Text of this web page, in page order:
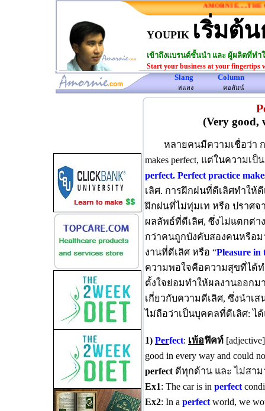
AMORNIE.....THE
YOUPIK เริ่มต้
เข้าถึงแบรนด์ชั้นนำ และ ผู้ผลิตที่ท
Start your business at your fingertips
www.amornie.com> Slang Column
สแลง คอลัมน์
(Very good,
หลายคนมีความเชื่อว่า กา
makes perfect, แต่ในความเป็
perfect. Perfect practice
เลิศ. การฝึกฝนที่ดีเลิศทำให้
ฝึกฝนที่ไม่ทุ่มเท หรือ ปราศจ
ผลลัพธ์ที่ดีเลิศ, ซึ่งไม่แตกต่
กว่าคนถูกบังคับสองคนหรือ
งานที่ดีเลิศ หรือ “Pleasure in
ความพอใจคือความสุขที่ได้
ตั้งใจย่อมทำให้ผลงานออก
เกี่ยวกับความดีเลิศ, ซึ่งนำเ
ไม่ถือว่าเป็นบุคคลที่ดีเลิศ: ไ
1) Perfect: เพ้อฟิคท์
good in every way and could
perfectดีทุกด้าน และ ไม่สาม
Ex1: The car is in perfect
Ex2: In a perfectworld, we